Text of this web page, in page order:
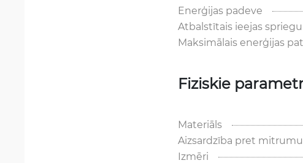
Enerģijas padeve
Atbalstītais ieejas
Maksimālais enerģijas
Fiziskie
Materiāls
Aizsardzība pret
Izmēri